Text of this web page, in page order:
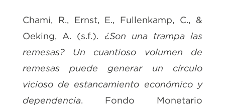
Chami, R., Ernst, E., Fullenkamp, C., &
Oeking, A. (s.f.). ¿Son una trampa las
remesas? Un cuantioso volumen de
remesas puede generar un círculo
vicioso de estancamiento económico y
dependencia. Fondo Monetario